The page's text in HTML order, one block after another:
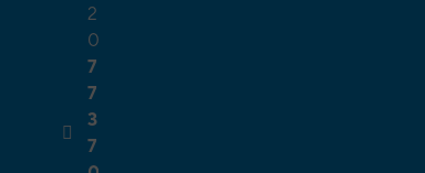
2
0
7
7
3
7